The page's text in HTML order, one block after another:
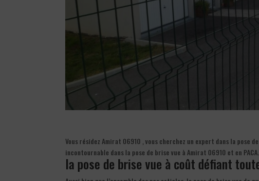
Vous résidez Amirat 06910 , vous cherchez un expert dans la
incontournable dans la pose de brise vue à Amirat 06910 et en
la pose de brise vue à coût défiant